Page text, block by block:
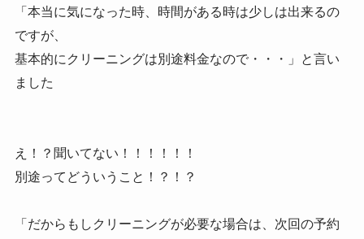
「本当に気になった時、時間がある時は少しは出来るの
ですが、
基本的にクリーニングは別途料金なので・・・」と言い
ました
え！？聞いてない！！！！！！
別途ってどういうこと！？！？
「だからもしクリーニングが必要な場合は、次回の予約